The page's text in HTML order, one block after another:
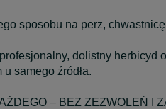
sposobu na perz,
dolistny herbicyd
samego źródła.
– BEZ ZEZWOLEŃ I